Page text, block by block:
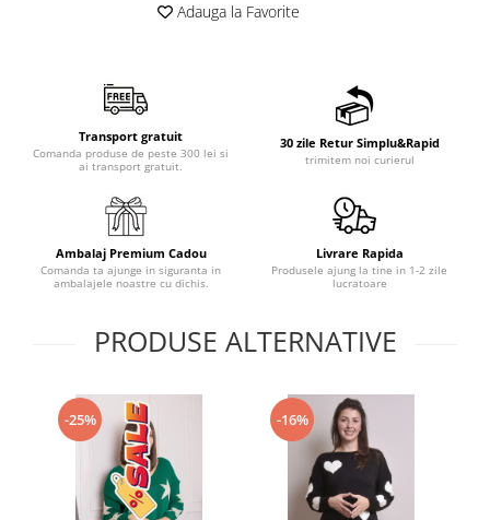
Adauga la Favorite
Transport gratuit
Comanda produse de peste 300 lei si
ai transport gratuit.
30 zile Retur Simplu&Rapid
trimitem noi curierul
Ambalaj Premium Cadou
Comanda ta ajunge in siguranta in
ambalajele noastre cu dichis.
Livrare Rapida
Produsele ajung la tine in 1-2 zile
lucratoare
PRODUSE ALTERNATIVE
-25% -16%